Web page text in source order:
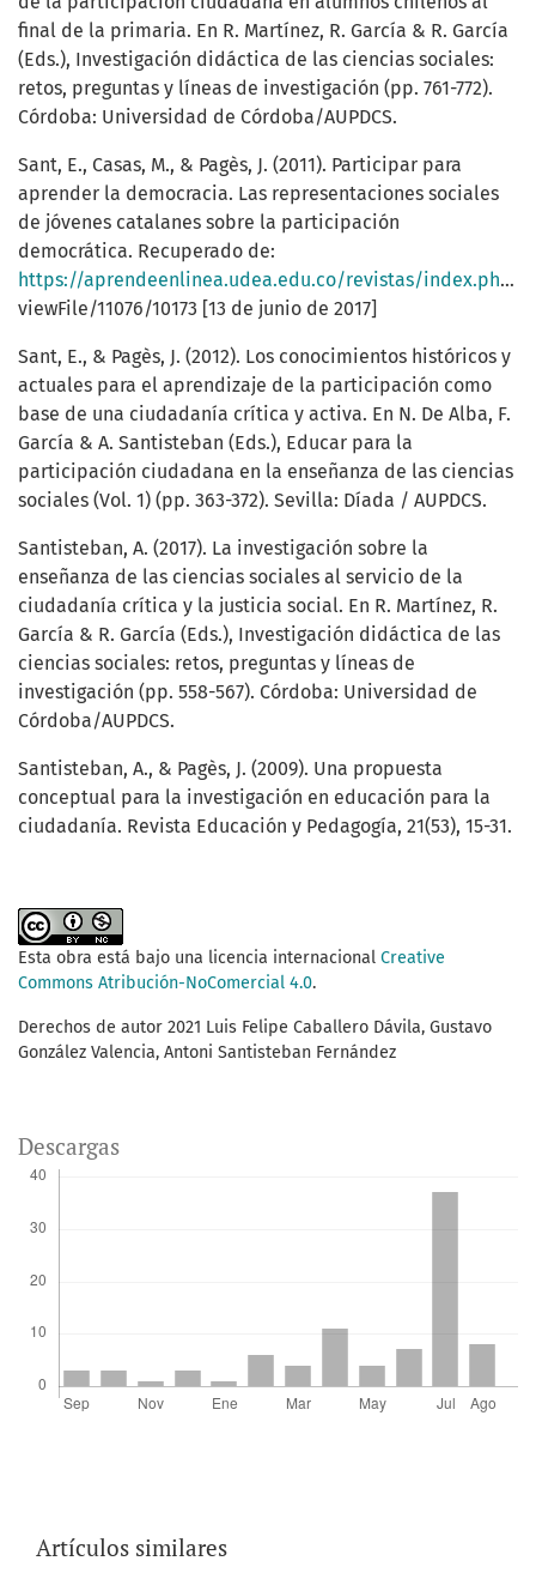
final de la primaria. En R. Martínez, R. García & R. García
(Eds.), Investigación didáctica de las ciencias sociales:
retos, preguntas y líneas de investigación (pp. 761-772).
Córdoba: Universidad de Córdoba/AUPDCS.
Sant, E., Casas, M., & Pagès, J. (2011). Participar para
aprender la democracia. Las representaciones sociales
de jóvenes catalanes sobre la participación
democrática. Recuperado de:
https://aprendeenlinea.udea.edu.co/revistas/index.php/unip/article/
viewFile/11076/10173 [13 de junio de 2017]
Sant, E., & Pagès, J. (2012). Los conocimientos históricos y
actuales para el aprendizaje de la participación como
base de una ciudadanía crítica y activa. En N. De Alba, F.
García & A. Santisteban (Eds.), Educar para la
participación ciudadana en la enseñanza de las ciencias
sociales (Vol. 1) (pp. 363-372). Sevilla: Díada / AUPDCS.
Santisteban, A. (2017). La investigación sobre la
enseñanza de las ciencias sociales al servicio de la
ciudadanía crítica y la justicia social. En R. Martínez, R.
García & R. García (Eds.), Investigación didáctica de las
ciencias sociales: retos, preguntas y líneas de
investigación (pp. 558-567). Córdoba: Universidad de
Córdoba/AUPDCS.
Santisteban, A., & Pagès, J. (2009). Una propuesta
conceptual para la investigación en educación para la
ciudadanía. Revista Educación y Pedagogía, 21(53), 15-31.
Esta obra está bajo una licencia internacional Creative
Commons Atribución-NoComercial 4.0.
Derechos de autor 2021 Luis Felipe Caballero Dávila, Gustavo
González Valencia, Antoni Santisteban Fernández
Descargas
Artículos similares